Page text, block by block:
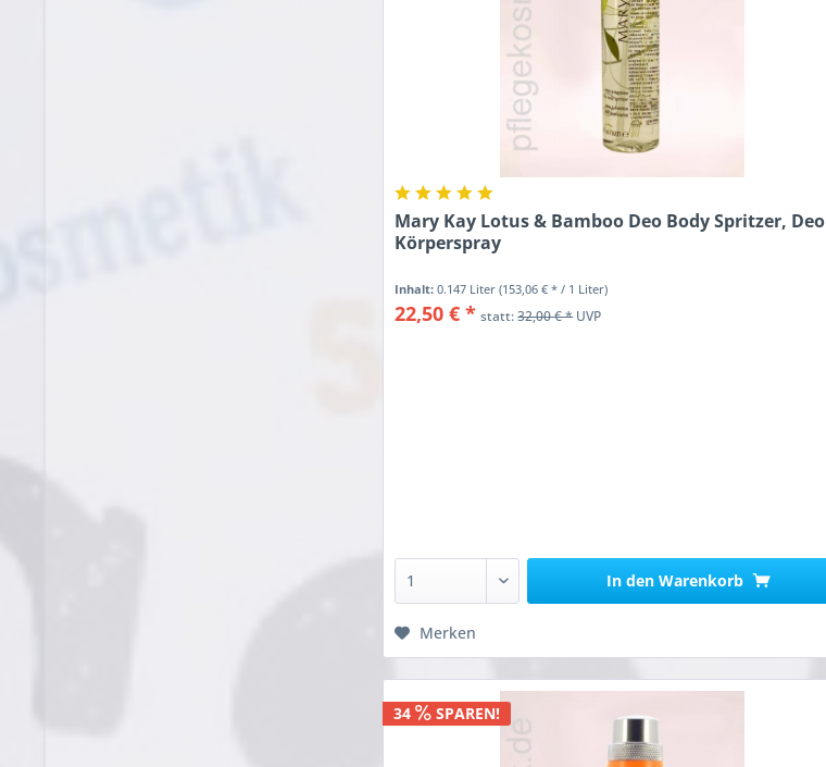
Mary Kay Lotus & Bamboo Deo Body Spritzer, Deo
Körperspray
Inhalt:0.147 Liter(153,06 € * / 1 Liter)
22,50 € * statt:32,00 € *UVP
In den Warenkorb
Merken
34 SPAREN!